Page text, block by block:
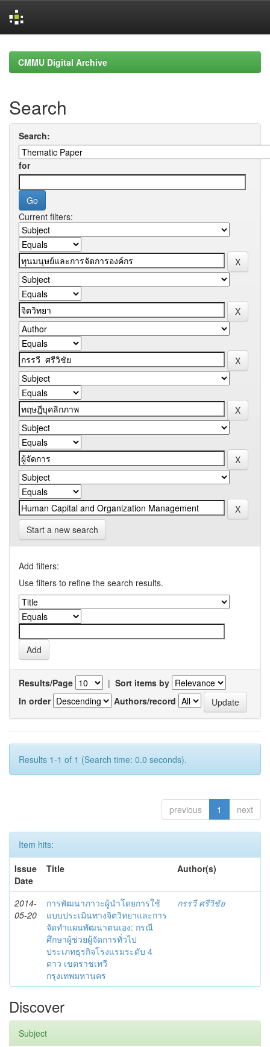
navigationCMMU Digital Archive
Search
Search:
for
Current filters:
Start a new search
Add filters:
Use filters to refine the search results.
Results/Page | Sort items by
In order
Authors/record
Results 1-1 of 1 (Search time: 0.0 seconds).
previous 1 next
Item hits:
Issue
Date
Title Author(s)
2014-
05-20
การพัฒนาภาวะผู้นำโดยการใช้
แบบประเมินทางจิตวิทยาและการ
จัดทำแผนพัฒนาตนเอง: กรณี
ศึกษาผู้ช่วยผู้จัดการทั่วไป
ประเภทธุรกิจโรงแรมระดับ 4
ดาว เขตราชเทวี
กรุงเทพมหานคร
กรรวี ศรีวิชัย
Discover
Subject